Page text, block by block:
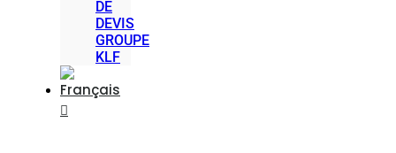
DE
DEVIS
GROUPE
KLF